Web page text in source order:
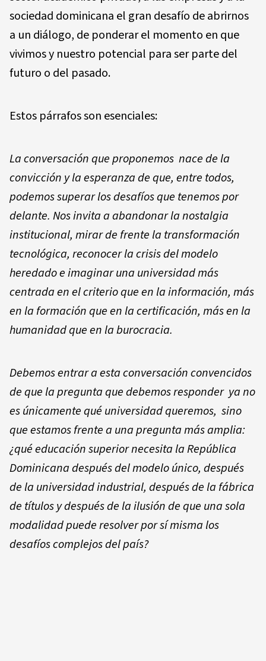
sociedad dominicana el gran desafío de abrirnos
a un diálogo, de ponderar el momento en que
vivimos y nuestro potencial para ser parte del
futuro o del pasado.
Estos párrafos son esenciales:
La conversación que proponemos nace de la
convicción y la esperanza de que, entre todos,
podemos superar los desafíos que tenemos por
delante. Nos invita a abandonar la nostalgia
institucional, mirar de frente la transformación
tecnológica, reconocer la crisis del modelo
heredado e imaginar una universidad más
centrada en el criterio que en la información, más
en la formación que en la certificación, más en la
humanidad que en la burocracia.
Debemos entrar a esta conversación convencidos
de que la pregunta que debemos responder ya no
es únicamente qué universidad queremos, sino
que estamos frente a una pregunta más amplia:
¿qué educación superior necesita la República
Dominicana después del modelo único, después
de la universidad industrial, después de la fábrica
de títulos y después de la ilusión de que una sola
modalidad puede resolver por sí misma los
desafíos complejos del país?